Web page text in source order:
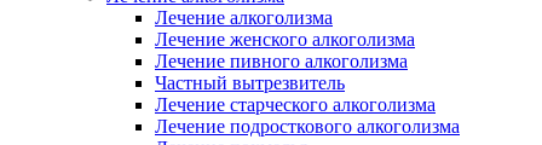
Лечение алкоголизма
Лечение женского алкоголизма
Лечение пивного алкоголизма
Частный вытрезвитель
Лечение старческого алкоголизма
Лечение подросткового алкоголизма